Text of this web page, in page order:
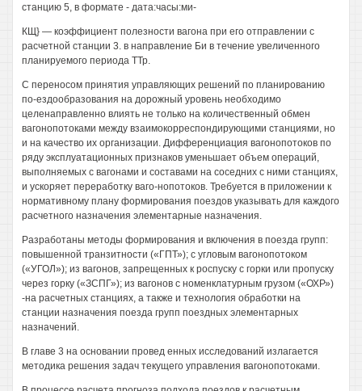
станцию 5, в формате - дата:часы:ми-
КЩ} — коэффициент полезности вагона при его отправлении с
расчетной станции 3. в направление Би в течение увеличенного
планируемого периода ТТр.
С переносом принятия управляющих решений по планированию
по-ездообразования на дорожный уровень необходимо
целенаправленно влиять не только на количественный обмен
вагонопотоками между взаимокорреспондирующими станциями, но
и на качество их организации. Дифференциация вагонопотоков по
ряду эксплуатационных признаков уменьшает объем операций,
выполняемых с вагонами и составами на соседних с ними станциях,
и ускоряет переработку ваго-нопотоков. Требуется в приложении к
нормативному плану формирования поездов указывать для каждого
расчетного назначения элементарные назначения.
Разработаны методы формирования и включения в поезда групп:
повышенной транзитности («ГПТ»); с угловым вагонопотоком
(«УГОЛ»); из вагонов, запрещенных к роспуску с горки или пропуску
через горку («ЗСПГ»); из вагонов с номенклатурным грузом («ОХР»)
-на расчетных станциях, а также и технология обработки на
станции назначения поезда групп поездных элементарных
назначений.
В главе 3 на основании провед енных исследований излагается
методика решения задач текущего управления вагонопотоками.